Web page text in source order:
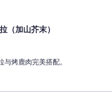
（加山芥末）
烤鹿肉完美搭配。